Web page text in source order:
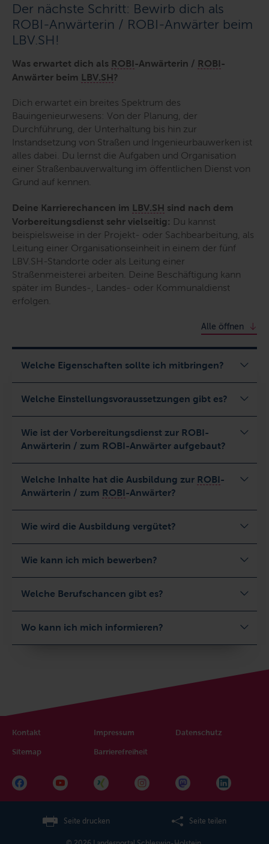
Der nächste Schritt: Bewirb dich als
ROBI-Anwärterin / ROBI-Anwärter beim
LBV.SH!
Was erwartet dich als ROBI-Anwärterin / ROBI-
Anwärter beim LBV.SH?
Dich erwartet ein breites Spektrum des
Bauingenieurwesens: Von der Planung, der
Durchführung, der Unterhaltung bis hin zur
Instandsetzung von Straßen und Ingenieurbauwerken ist
alles dabei. Du lernst die Aufgaben und Organisation
einer Straßenbauverwaltung im öffentlichen Dienst von
Grund auf kennen.
Deine Karrierechancen im LBV.SH sind nach dem
Vorbereitungsdienst sehr vielseitig: Du kannst
beispielsweise in der Projekt- oder Sachbearbeitung, als
Leitung einer Organisationseinheit in einem der fünf
LBV.SH-Standorte oder als Leitung einer
Straßenmeisterei arbeiten. Deine Beschäftigung kann
später im Bundes-, Landes- oder Kommunaldienst
erfolgen.
Alle öffnen
Welche Eigenschaften sollte ich mitbringen?
Welche Einstellungsvoraussetzungen gibt es?
Wie ist der Vorbereitungsdienst zur ROBI-
Anwärterin / zum ROBI-Anwärter aufgebaut?
Welche Inhalte hat die Ausbildung zur ROBI-
Anwärterin / zum ROBI-Anwärter?
Wie wird die Ausbildung vergütet?
Wie kann ich mich bewerben?
Welche Berufschancen gibt es?
Wo kann ich mich informieren?
Kontakt Impressum Datenschutz
Sitemap Barrierefreiheit
Seite drucken Seite teilen